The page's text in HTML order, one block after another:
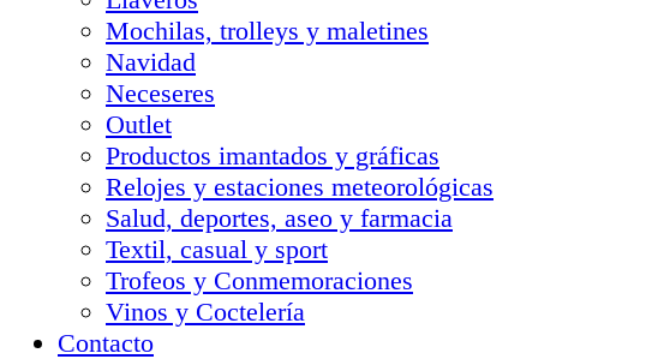
Mochilas, trolleys y maletines
Navidad
Neceseres
Outlet
Productos imantados y gráficas
Relojes y estaciones meteorológicas
Salud, deportes, aseo y farmacia
Textil, casual y sport
Trofeos y Conmemoraciones
Vinos y Coctelería
Contacto